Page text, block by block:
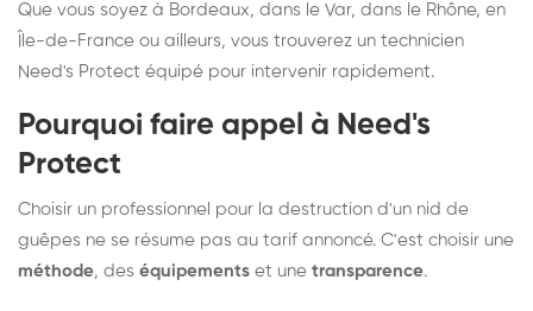
Que vous soyez à Bordeaux, dans le Var, dans le Rhône, en
Île-de-France ou ailleurs, vous trouverez un technicien
Need's Protect équipé pour intervenir rapidement.
Pourquoi faire appel à Need's
Protect
Choisir un professionnel pour la destruction d'un nid de
guêpes ne se résume pas au tarif annoncé. C'est choisir une
méthode, des équipements et une transparence.